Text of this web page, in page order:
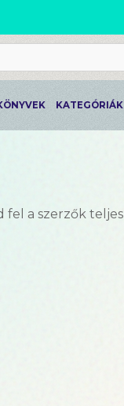
KATEGÓRIÁK
fel a szerzők teljes